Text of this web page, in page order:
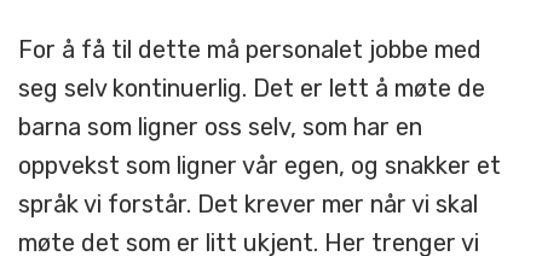
For å få til dette må personalet jobbe med
seg selv kontinuerlig. Det er lett å møte de
barna som ligner oss selv, som har en
oppvekst som ligner vår egen, og snakker et
språk vi forstår. Det krever mer når vi skal
møte det som er litt ukjent. Her trenger vi